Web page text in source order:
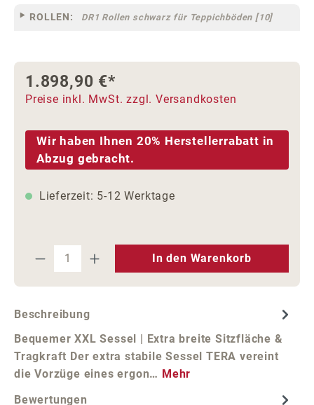
ROLLEN: DR1 Rollen schwarz für Teppichböden [10]
1.898,90 €*
Preise inkl. MwSt. zzgl. Versandkosten
Wir haben Ihnen 20% Herstellerrabatt in
Abzug gebracht.
Lieferzeit: 5-12 Werktage
Produkt Anzahl: Gib den
In den Warenkorb
Beschreibung
Bequemer XXL Sessel | Extra breite Sitzfläche &
Tragkraft Der extra stabile Sessel TERA vereint
die Vorzüge eines ergon… Mehr
Bewertungen